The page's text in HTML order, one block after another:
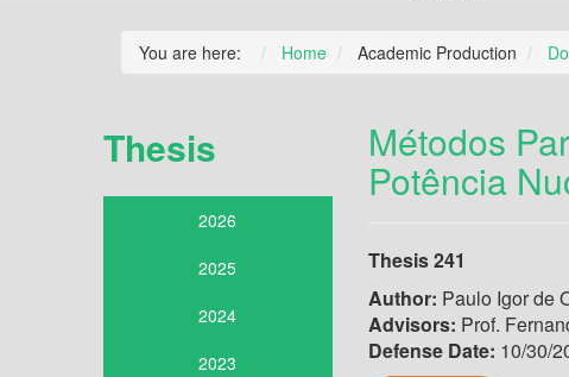
You are here: Home Academic Production
Thesis
2026
2025
2024
2023
Métodos
Potência
Thesis 241
Author: Paulo Igor de
Advisors: Prof.
Defense Date: 10/30/